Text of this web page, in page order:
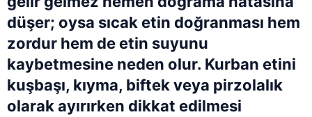
düşer; oysa sıcak etin doğranması hem
zordur hem de etin suyunu
kaybetmesine neden olur. Kurban etini
kuşbaşı, kıyma, biftek veya pirzolalık
olarak ayırırken dikkat edilmesi